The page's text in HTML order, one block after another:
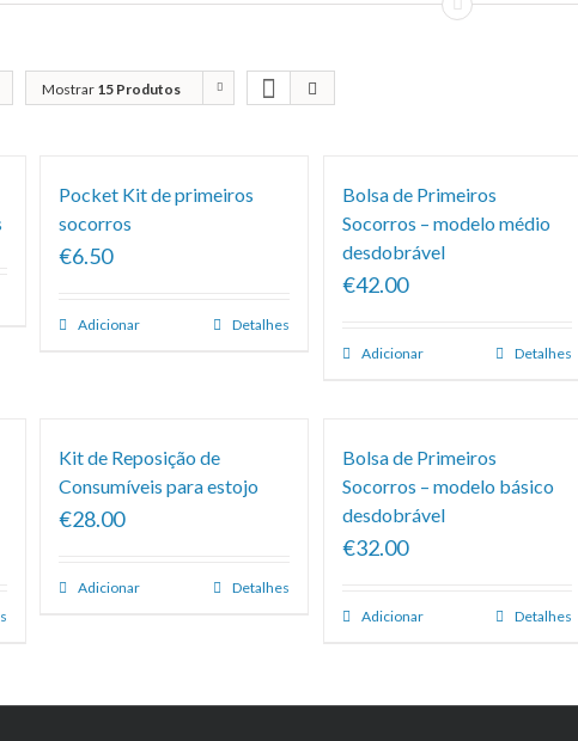
Mostrar 15 Produtos
Pocket Kit de primeiros
socorros
€6.50
Adicionar Detalhes
Bolsa de Primeiros
Socorros – modelo médio
desdobrável
€42.00
Adicionar Detalhes
Kit de Reposição de
Consumíveis para estojo
€28.00
Adicionar Detalhes
Bolsa de Primeiros
Socorros – modelo básico
desdobrável
€32.00
Adicionar Detalhes